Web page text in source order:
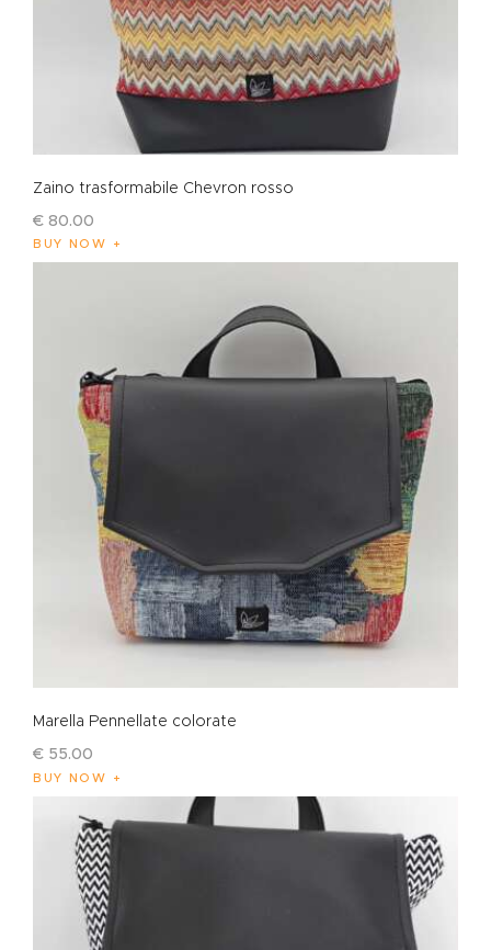
Zaino trasformabile Chevron rosso
€ 80.00
BUY NOW
Marella Pennellate colorate
€ 55.00
BUY NOW